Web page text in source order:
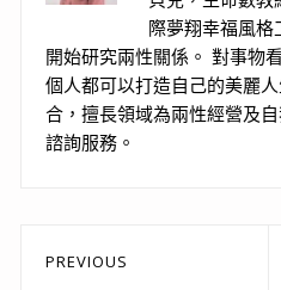
際夢翔幸福風
開始研究兩性關係。 對事物
個人都可以打造自己的美麗
合，擅長領域為兩性經營及
諮詢服務。
文
PREVIOUS